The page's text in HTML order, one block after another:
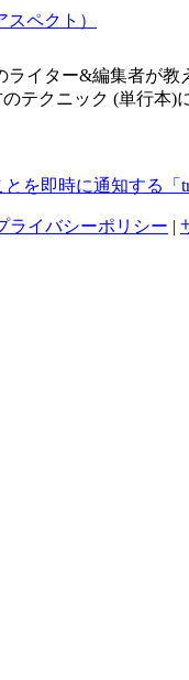
ペクト）
イター&編集者が教
テクニック (単行本)
を即時に通知する「
ライバシーポリシー |